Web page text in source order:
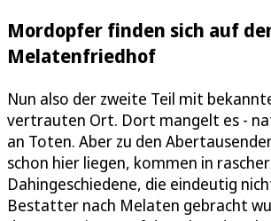
Mordopfer finden sich auf
Melatenfriedhof
Nun also der zweite Teil mit
vertrauten Ort. Dort mangelt es -
an Toten. Aber zu den
schon hier liegen, kommen in
Dahingeschiedene, die eindeutig
Bestatter nach Melaten gebracht